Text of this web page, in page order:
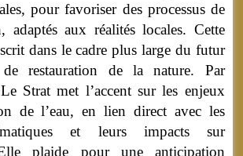
pour favoriser des processus de
adaptés aux réalités locales. Cette
dans le cadre plus large du futur
restauration de la nature. Par
Strat met l’accent sur les enjeux
de l’eau, en lien direct avec les
et leurs impacts sur
plaide pour une anticipation